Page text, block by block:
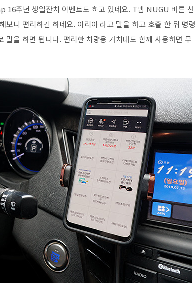
16주년 생일잔치 이벤트도 하고 있네요. T맵 NUGU 버튼 선
니 편리하긴 하네요. 아리아 라고 말을 하고 호출 한 뒤 명령
말을 하면 됩니다. 편리한 차량용 거치대도 함께 사용하면 무